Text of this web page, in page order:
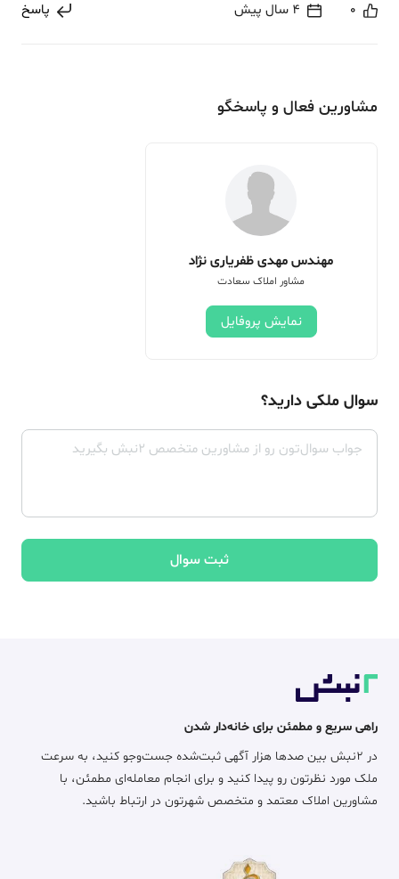
0 4 سال پیش پاسخ
مشاورین فعال و پاسخگو
مهندس مهدی ظفریاری نژاد
مشاور املاک سعادت
نمایش پروفایل
سوال ملکی دارید؟
ثبت سوال
راهی سریع و مطمئن برای خانه‌دار شدن
در ۲نبش بین صدها هزار آگهی ثبت‌شده جست‌وجو کنید، به سرعت
ملک مورد نظرتون رو پیدا کنید و برای انجام معامله‌ای مطمئن، با
مشاورین املاک معتمد و متخصص شهرتون در ارتباط باشید.